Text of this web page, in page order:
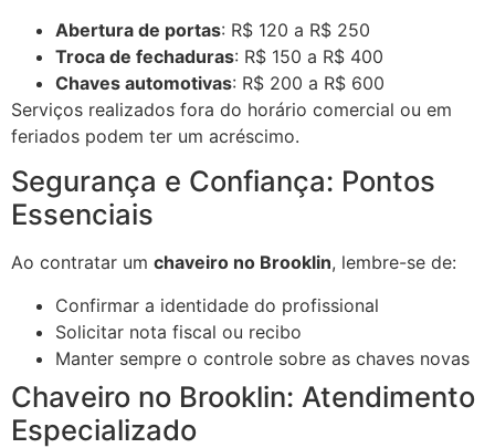
Abertura de portas: R$ 120 a R$ 250
Troca de fechaduras: R$ 150 a R$ 400
Chaves automotivas: R$ 200 a R$ 600
Serviços realizados fora do horário comercial ou em
feriados podem ter um acréscimo.
Segurança e Confiança: Pontos
Essenciais
Ao contratar um chaveiro no Brooklin, lembre-se de:
Confirmar a identidade do profissional
Solicitar nota fiscal ou recibo
Manter sempre o controle sobre as chaves novas
Chaveiro no Brooklin: Atendimento
Especializado